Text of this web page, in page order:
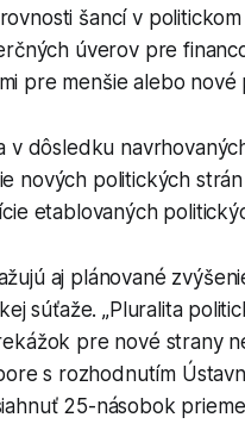
šancí v
úverov pre
pre menšie alebo nové
v dôsledku
nových politických
etablovaných
aj plánované
súťaže. „Pluralita
pre nové strany
s rozhodnutím
25-násobok